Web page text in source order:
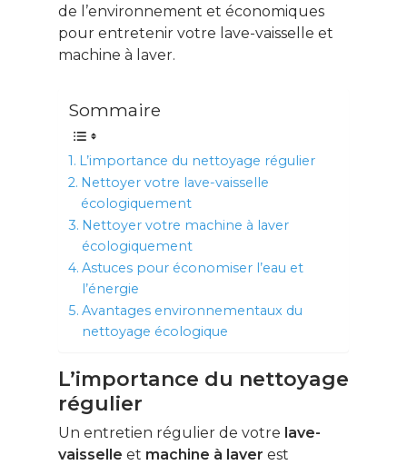
de l’environnement et économiques
pour entretenir votre lave-vaisselle et
machine à laver.
Sommaire
L’importance du nettoyage régulier
Nettoyer votre lave-vaisselle
écologiquement
Nettoyer votre machine à laver
écologiquement
Astuces pour économiser l’eau et
l’énergie
Avantages environnementaux du
nettoyage écologique
L’importance du nettoyage
régulier
Un entretien régulier de votre lave-
vaisselle et machine à laver est